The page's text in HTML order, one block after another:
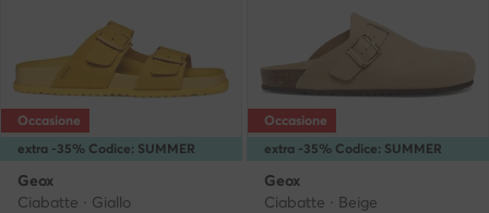
extra -35% Codice: SUMMER
Occasione
Geox
Ciabatte · Giallo
extra -35% Codice: SUMMER
Occasione
Geox
Ciabatte · Beige